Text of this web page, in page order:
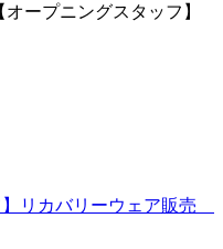
ープニングスタッフ】
リカバリーウェア販売